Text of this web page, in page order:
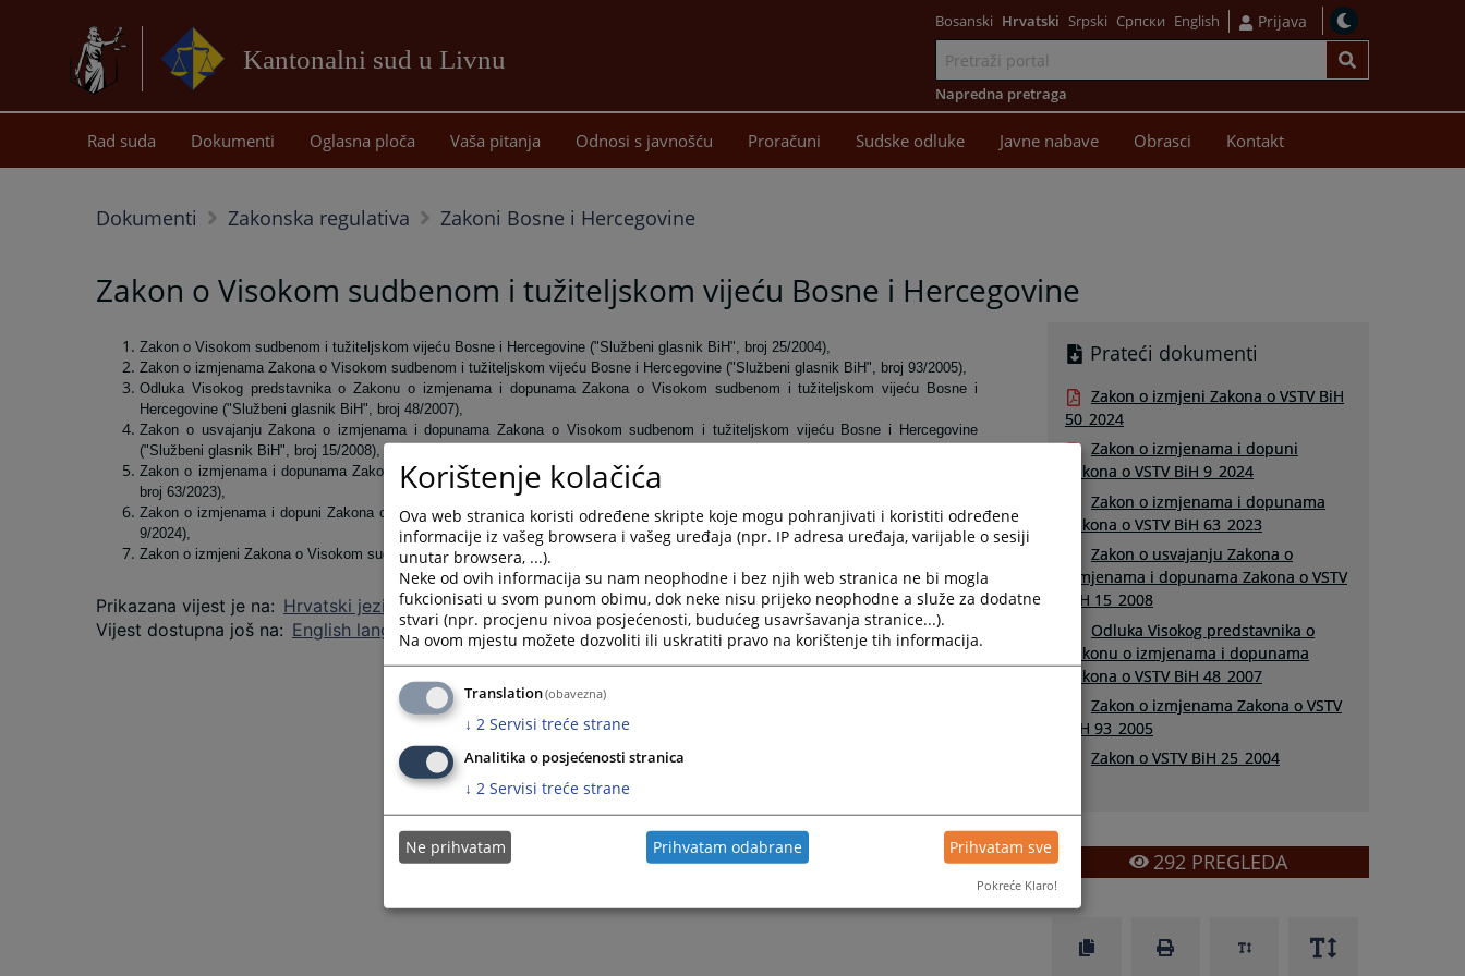
Kantonalni sud u Livnu
sadržaj
Bosanski Hrvatski Srpski Српски English Prijava
Napredna pretraga
Rad suda Dokumenti Oglasna ploča Vaša pitanja Odnosi s javnošću Proračuni Sudske odluke Javne nabave Obrasci Kontakt
Dokumenti Zakonska regulativa Zakoni Bosne i Hercegovine
Zakon o Visokom sudbenom i tužiteljskom vijeću Bosne i Hercegovine
Zakon o Visokom sudbenom i tužiteljskom vijeću Bosne i Hercegovine ("Službeni glasnik BiH", broj 25/2004),
Zakon o izmjenama Zakona o Visokom sudbenom i tužiteljskom vijeću Bosne i Hercegovine ("Službeni glasnik BiH", broj 93/2005),
Odluka Visokog predstavnika o Zakonu o izmjenama i dopunama Zakona o Visokom sudbenom i tužiteljskom vijeću Bosne i
Hercegovine ("Službeni glasnik BiH", broj 48/2007),
Zakon o usvajanju Zakona o izmjenama i dopunama Zakona o Visokom sudbenom i tužiteljskom vijeću Bosne i Hercegovine
("Službeni glasnik BiH", broj 15/2008),
Zakon o izmjenama i dopunama Zakona o Visokom sudbenom i tužiteljskom vijeću Bosne i Hercegovine ("Službeni glasnik BiH",
broj 63/2023),
Zakon o izmjenama i dopuni Zakona o Visokom sudbenom i tužiteljskom vijeću Bosne i Hercegovine ("Službeni glasnik BiH", broj
9/2024),
Zakon o izmjeni Zakona o Visokom sudbenom i tužiteljskom vijeću Bosne i Hercegovine ("Službeni glasnik BiH", broj 50/2024).
Prikazana vijest je na: Hrvatski jezik
Vijest dostupna još na: English language
Prateći dokumenti
Zakon o izmjeni Zakona o VSTV BiH
50_2024
Zakon o izmjenama i dopuni
Zakona o VSTV BiH 9_2024
Zakon o izmjenama i dopunama
Zakona o VSTV BiH 63_2023
Zakon o usvajanju Zakona o
izmjenama i dopunama Zakona o VSTV
BiH 15_2008
Odluka Visokog predstavnika o
Zakonu o izmjenama i dopunama
Zakona o VSTV BiH 48_2007
Zakon o izmjenama Zakona o VSTV
BiH 93_2005
Zakon o VSTV BiH 25_2004
292 PREGLEDA
Korištenje kolačića
Ova web stranica koristi određene skripte koje mogu pohranjivati i koristiti određene
informacije iz vašeg browsera i vašeg uređaja (npr. IP adresa uređaja, varijable o sesiji
unutar browsera, ...).
Neke od ovih informacija su nam neophodne i bez njih web stranica ne bi mogla
fukcionisati u svom punom obimu, dok neke nisu prijeko neophodne a služe za dodatne
stvari (npr. procjenu nivoa posjećenosti, budućeg usavršavanja stranice...).
Na ovom mjestu možete dozvoliti ili uskratiti pravo na korištenje tih informacija.
Translation(obavezna)
↓ 2 Servisi treće strane
Analitika o posjećenosti stranica
↓ 2 Servisi treće strane
Ne prihvatam Prihvatam odabrane Prihvatam sve
Pokreće Klaro!